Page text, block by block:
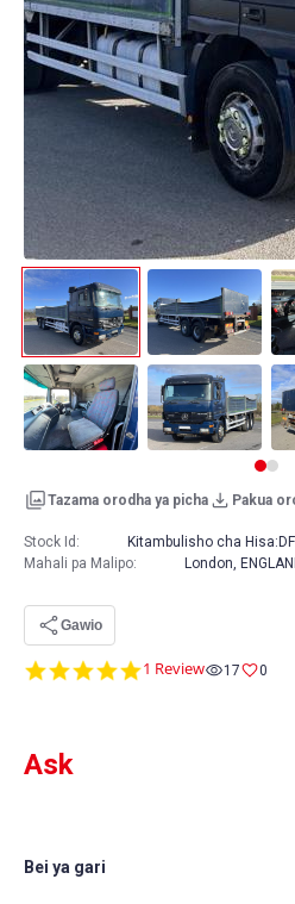
Tazama orodha ya picha Pakua
5.0
1 Review 17 0
Ask
Bei ya gari
Stock Id: Kitambulisho cha Hisa:
Mahali pa Malipo: London,
Gawio